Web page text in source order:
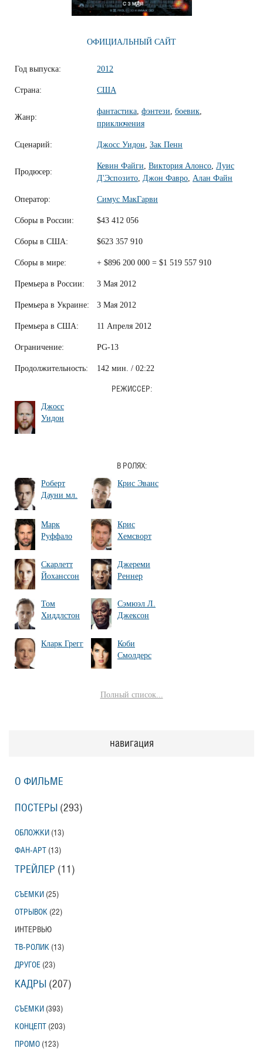
ОФИЦИАЛЬНЫЙ САЙТ
Год выпуска: 2012
Страна: США
Жанр:
фантастика, фэнтези, боевик,
приключения
Сценарий: Джосс Уидон, Зак Пенн
Продюсер:
Кевин Файги, Виктория Алонсо, Луис
Д'Эспозито, Джон Фавро, Алан Файн
Оператор: Симус МакГарви
Сборы в России: $43 412 056
Сборы в США: $623 357 910
Сборы в мире: + $896 200 000 = $1 519 557 910
Премьера в России: 3 Мая 2012
Премьера в Украине: 3 Мая 2012
Премьера в США: 11 Апреля 2012
Ограничение: PG-13
Продолжительность: 142 мин. / 02:22
РЕЖИССЕР:
Джосс
Уидон
В РОЛЯХ:
Роберт
Дауни мл.
Крис Эванс
Марк
Руффало
Крис
Хемсворт
Скарлетт
Йоханссон
Джереми
Реннер
Том
Хиддлстон
Сэмюэл Л.
Джексон
Кларк Грегг
Коби
Смолдерс
Полный список...
навигация
О ФИЛЬМЕ
ПОСТЕРЫ (293)
ОБЛОЖКИ (13)
ФАН-АРТ (13)
ТРЕЙЛЕР (11)
СЪЕМКИ (25)
ОТРЫВОК (22)
ИНТЕРВЬЮ
ТВ-РОЛИК (13)
ДРУГОЕ (23)
КАДРЫ (207)
СЪЕМКИ (393)
КОНЦЕПТ (203)
ПРОМО (123)